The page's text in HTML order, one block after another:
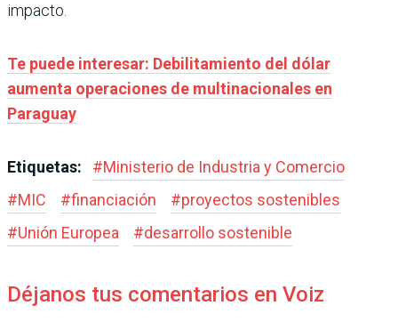
impacto.
Te puede interesar: Debilitamiento del dólar
aumenta operaciones de multinacionales en
Paraguay
Etiquetas: #Ministerio de Industria y Comercio
#MIC #financiación #proyectos sostenibles
#Unión Europea #desarrollo sostenible
Déjanos tus comentarios en Voiz